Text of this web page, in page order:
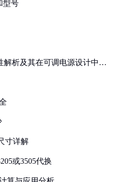
型号
解析及其在可调电源设计中的
寸详解
或3505代换